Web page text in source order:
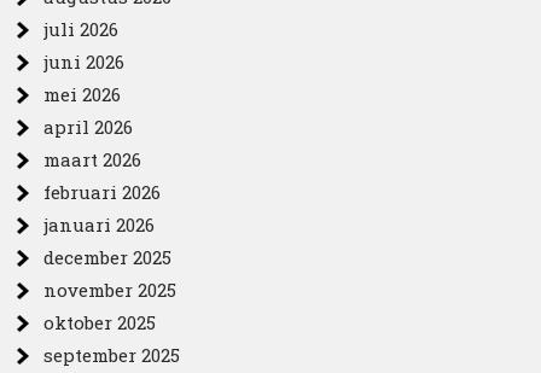
juli 2026
juni 2026
mei 2026
april 2026
maart 2026
februari 2026
januari 2026
december 2025
november 2025
oktober 2025
september 2025